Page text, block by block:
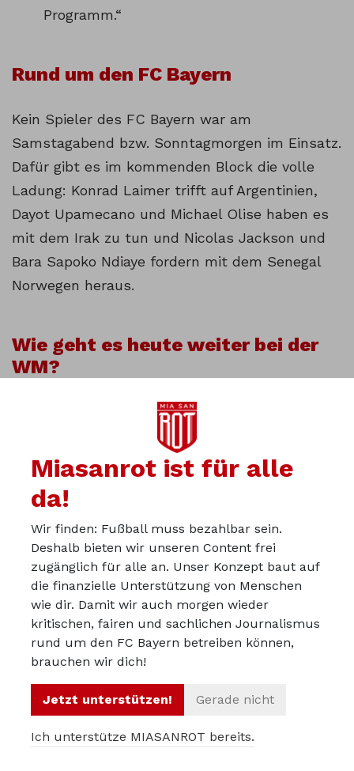
Programm.“
Rund um den FC Bayern
Kein Spieler des FC Bayern war am
Samstagabend bzw. Sonntagmorgen im Einsatz.
Dafür gibt es im kommenden Block die volle
Ladung: Konrad Laimer trifft auf Argentinien,
Dayot Upamecano und Michael Olise haben es
mit dem Irak zu tun und Nicolas Jackson und
Bara Sapoko Ndiaye fordern mit dem Senegal
Norwegen heraus.
Wie geht es heute weiter bei der
WM?
Also hier die Begegnungen im Überblick:
Argentinien vs. Österreich (19 Uhr,
Frankreich vs. Irak (23 Uhr,
ARD)
Norwegen vs. Senegal (2 Uhr, nur
Jordanien vs. Algerien (5 Uhr,ZDF)
MagentaTVüberträgt zudem alle Spiele der
WM.
Alle Hintergründe zur WM 2026 findet ihr in
Form von Taktikanalysen zum DFB-Team, den
Spielern des FC Bayern München und zur
Übersichtsseite: WM 2026: Taktiken, Analysen
Miasanrot ist für alle
da!
Wir finden: Fußball muss bezahlbar sein.
Deshalb bieten wir unseren Content frei
zugänglich für alle an. Unser Konzept baut auf
die finanzielle Unterstützung von Menschen
wie dir. Damit wir auch morgen wieder
kritischen, fairen und sachlichen Journalismus
rund um den FC Bayern betreiben können,
brauchen wir dich!
Jetzt unterstützen! Gerade nicht
Ich unterstütze MIASANROT bereits.